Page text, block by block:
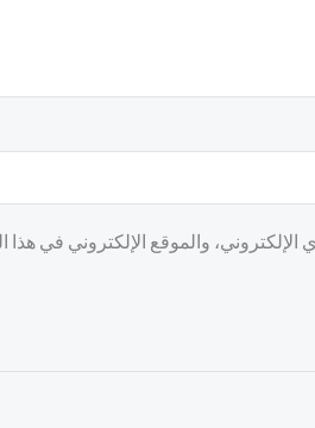
والموقع الإلكتروني في هذا